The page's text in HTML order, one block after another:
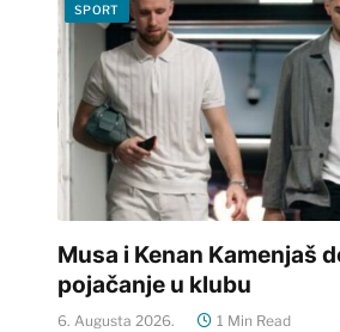
SPORT
Musa i Kenan Kamenjaš
pojačanje u klubu
6. Augusta 2026. 1 Min Read